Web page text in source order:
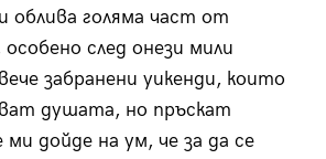
облива голяма част от
след онези мили
забранени уикенди, които
душата, но пръскат
дойде на ум, че за да се